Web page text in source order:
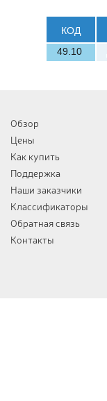
КОД
49.10
Обзор
Цены
Как купить
Поддержка
Наши заказчики
Классификаторы
Обратная связь
Контакты